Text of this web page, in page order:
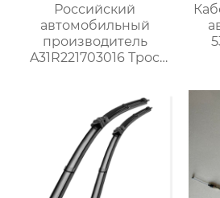
Российский
автомобильный
производитель
A31R221703016 Трос